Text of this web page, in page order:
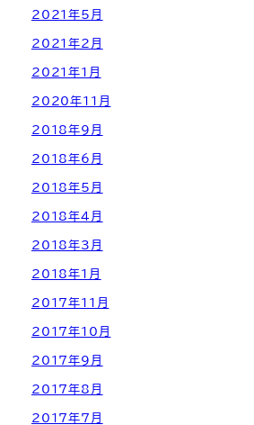
2021年5月
2021年2月
2021年1月
2020年11月
2018年9月
2018年6月
2018年5月
2018年4月
2018年3月
2018年1月
2017年11月
2017年10月
2017年9月
2017年8月
2017年7月